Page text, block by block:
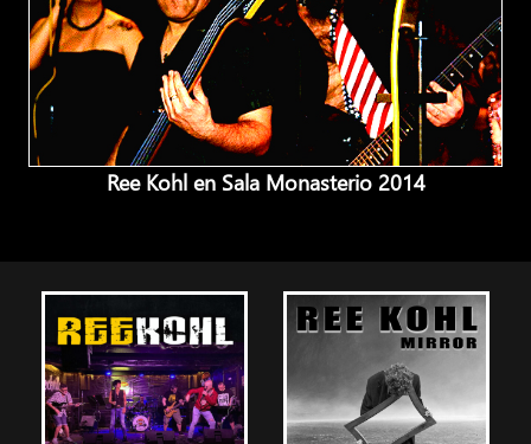
Ree Kohl en Sala Monasterio 2014